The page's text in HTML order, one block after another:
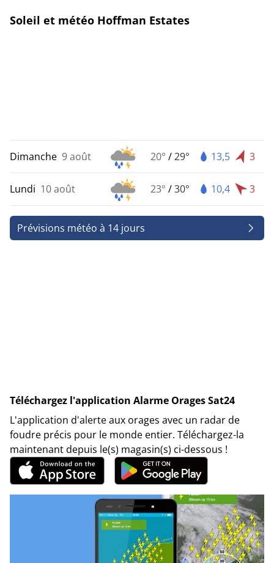
Soleil et météo Hoffman Estates
Dimanche 9 août 20° /29° 13,5 3
Lundi 10 août 23° /30° 10,4 3
Prévisions météo à 14 jours
Téléchargez l'application Alarme Orages Sat24
L'application d'alerte aux orages avec un radar de
foudre précis pour le monde entier. Téléchargez-la
maintenant depuis le(s) magasin(s) ci-dessous !